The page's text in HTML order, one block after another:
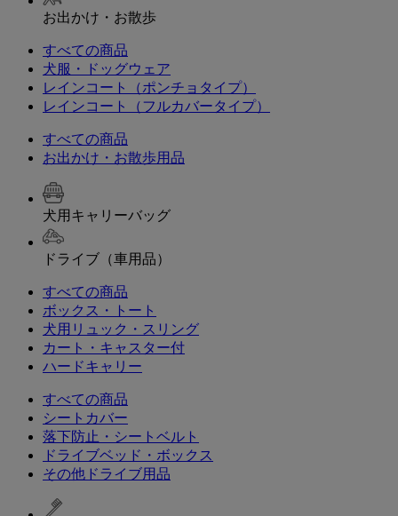
お出かけ・お散歩
すべての商品
犬服・ドッグウェア
レインコート（ポンチョタイプ）
レインコート（フルカバータイプ）
すべての商品
お出かけ・お散歩用品
犬用キャリーバッグ
ドライブ（車用品）
すべての商品
ボックス・トート
犬用リュック・スリング
カート・キャスター付
ハードキャリー
すべての商品
シートカバー
落下防止・シートベルト
ドライブベッド・ボックス
その他ドライブ用品